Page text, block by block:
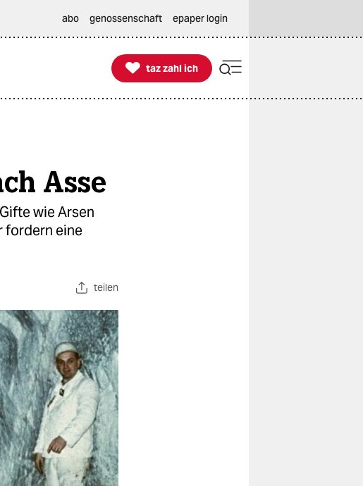
abo genossenschaft epaper login

taz zahl ich
taz zahl ich
Asse
wie Arsen
fordern eine
teilen